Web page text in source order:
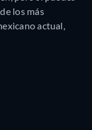
los más
actual,